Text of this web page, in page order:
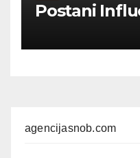
Postani
agencijasnob.com